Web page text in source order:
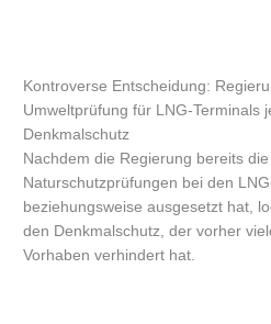
Kontroverse Entscheidung:
Umweltprüfung für LNG-Terminals
Denkmalschutz
Nachdem die Regierung bereits
Naturschutzprüfungen bei den
beziehungsweise ausgesetzt hat,
den Denkmalschutz, der vorher
Vorhaben verhindert hat.